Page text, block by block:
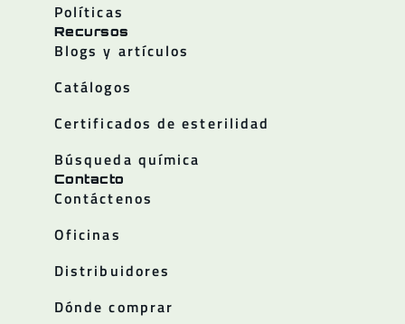
Políticas
Recursos
Blogs y artículos
Catálogos
Certificados de esterilidad
Búsqueda química
Contacto
Contáctenos
Oficinas
Distribuidores
Dónde comprar